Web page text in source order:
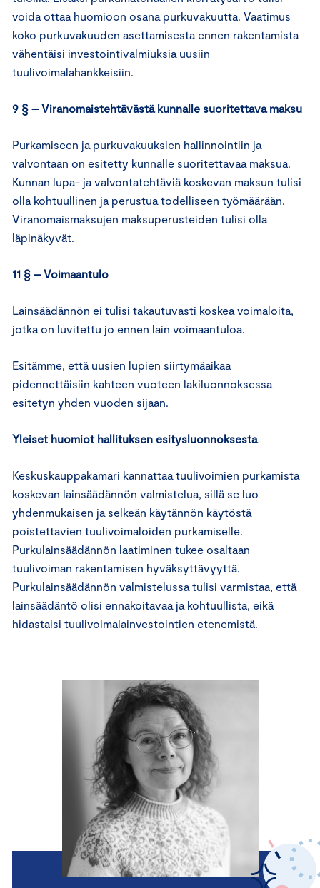
voida ottaa huomioon osana purkuvakuutta. Vaatimus
koko purkuvakuuden asettamisesta ennen rakentamista
vähentäisi investointivalmiuksia uusiin
tuulivoimalahankkeisiin.
9 § – Viranomaistehtävästä kunnalle suoritettava maksu
Purkamiseen ja purkuvakuuksien hallinnointiin ja
valvontaan on esitetty kunnalle suoritettavaa maksua.
Kunnan lupa- ja valvontatehtäviä koskevan maksun tulisi
olla kohtuullinen ja perustua todelliseen työmäärään.
Viranomaismaksujen maksuperusteiden tulisi olla
läpinäkyvät.
11 § – Voimaantulo
Lainsäädännön ei tulisi takautuvasti koskea voimaloita,
jotka on luvitettu jo ennen lain voimaantuloa.
Esitämme, että uusien lupien siirtymäaikaa
pidennettäisiin kahteen vuoteen lakiluonnoksessa
esitetyn yhden vuoden sijaan.
Yleiset huomiot hallituksen esitysluonnoksesta
Keskuskauppakamari kannattaa tuulivoimien purkamista
koskevan lainsäädännön valmistelua, sillä se luo
yhdenmukaisen ja selkeän käytännön käytöstä
poistettavien tuulivoimaloiden purkamiselle.
Purkulainsäädännön laatiminen tukee osaltaan
tuulivoiman rakentamisen hyväksyttävyyttä.
Purkulainsäädännön valmistelussa tulisi varmistaa, että
lainsäädäntö olisi ennakoitavaa ja kohtuullista, eikä
hidastaisi tuulivoimalainvestointien etenemistä.